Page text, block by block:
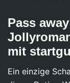
Pass
mit
Ein einzige